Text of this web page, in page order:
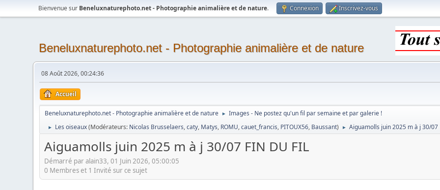
Bienvenue sur Beneluxnaturephoto.net - Photographie animalière et de nature. Connexion Inscrivez-vous
Beneluxnaturephoto.net - Photographie animalière et de nature
08 Août 2026, 00:24:36
Accueil
Beneluxnaturephoto.net - Photographie animalière et de nature ► Images - Ne postez qu'un fil par semaine et par galerie !
► Les oiseaux(Modérateurs: Nicolas Brusselaers,caty, Matys, ROMU,cauet_francis, PITOUX56, Baussant) ► Aiguamolls juin 2025 m à j 30/07
Aiguamolls juin 2025 m à j 30/07 FIN DU FIL
Démarré par alain33, 01 Juin 2026, 05:00:05
0 Membres et 1 Invité sur ce sujet